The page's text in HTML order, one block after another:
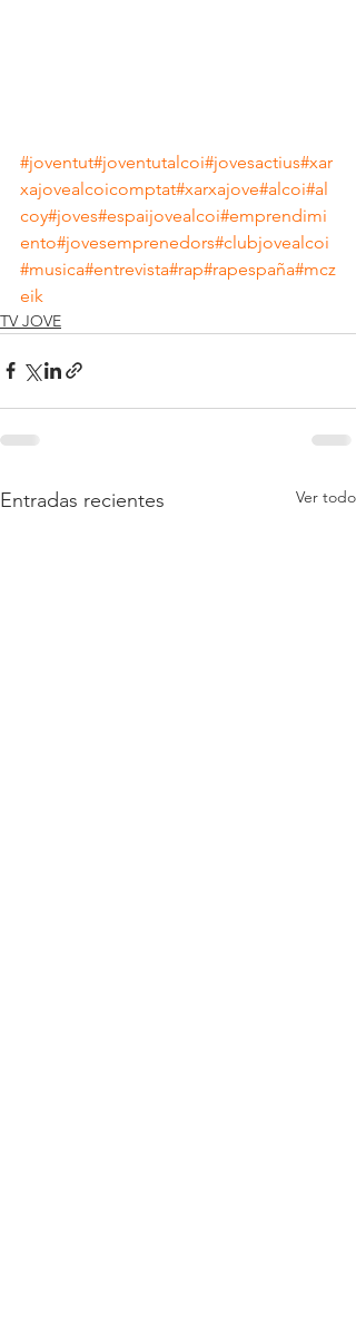
#joventut#joventutalcoi#jovesactius#xar
xajovealcoicomptat#xarxajove#alcoi#al
coy#joves#espaijovealcoi#emprendimi
ento#jovesemprenedors#clubjovealcoi
#musica#entrevista#rap#rapespaña#mcz
eik
TV JOVE
Entradas recientes Ver todo